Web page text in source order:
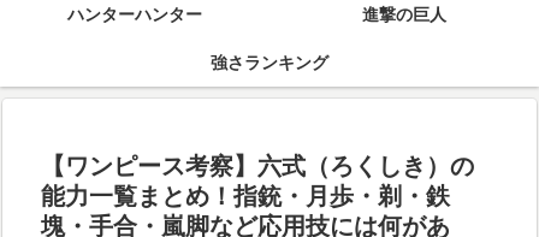
ハンターハンター 進撃の巨人
強さランキング
【ワンピース考察】六式（ろくしき）の
能力一覧まとめ！指銃・月歩・剃・鉄
塊・手合・嵐脚など応用技には何があ